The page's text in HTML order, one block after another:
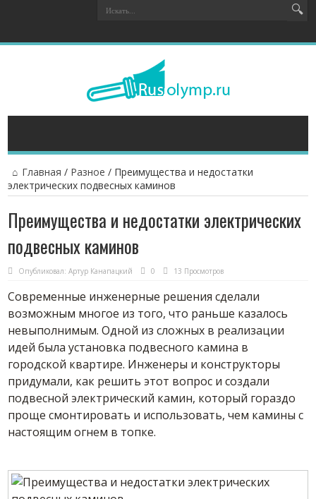
Главная / Разное / Преимущества и недостатки
электрических подвесных каминов
Преимущества и недостатки электрических
подвесных каминов
Опубликовал:Артур Канапацкий 0 13 Просмотров
Современные инженерные решения сделали
возможным многое из того, что раньше казалось
невыполнимым. Одной из сложных в реализации
идей была установка подвесного камина в
городской квартире. Инженеры и конструкторы
придумали, как решить этот вопрос и создали
подвесной электрический камин, который гораздо
проще смонтировать и использовать, чем камины с
настоящим огнем в топке.